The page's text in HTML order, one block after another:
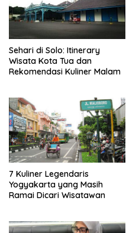
Sehari di Solo: Itinerary
Wisata Kota Tua dan
Rekomendasi Kuliner Malam
7 Kuliner Legendaris
Yogyakarta yang Masih
Ramai Dicari Wisatawan